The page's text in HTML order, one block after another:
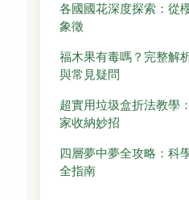
各國國花深度探索：從
象徵
福木果有毒嗎？完整解
與常見疑問
超實用垃圾盒折法教學
家收納妙招
四層夢中夢全攻略：科
全指南